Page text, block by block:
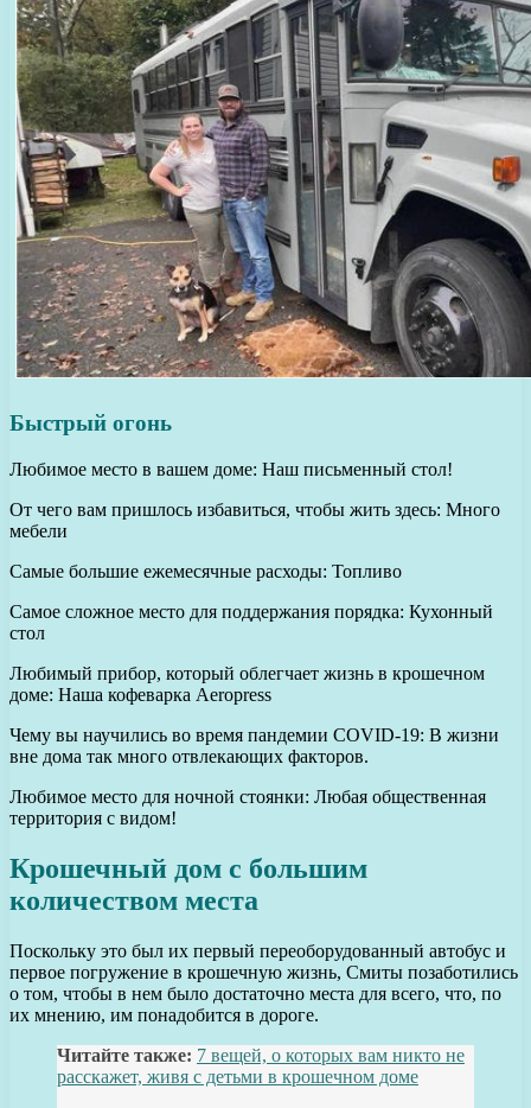
Быстрый огонь
Любимое место в вашем доме: Наш письменный стол!
От чего вам пришлось избавиться, чтобы жить здесь: Много
мебели
Самые большие ежемесячные расходы: Топливо
Самое сложное место для поддержания порядка: Кухонный
стол
Любимый прибор, который облегчает жизнь в крошечном
доме: Наша кофеварка Aeropress
Чему вы научились во время пандемии COVID-19: В жизни
вне дома так много отвлекающих факторов.
Любимое место для ночной стоянки: Любая общественная
территория с видом!
Крошечный дом с большим
количеством места
Поскольку это был их первый переоборудованный автобус и
первое погружение в крошечную жизнь, Смиты позаботились
о том, чтобы в нем было достаточно места для всего, что, по
их мнению, им понадобится в дороге.
Читайте также: 7 вещей, о которых вам никто не
расскажет, живя с детьми в крошечном доме